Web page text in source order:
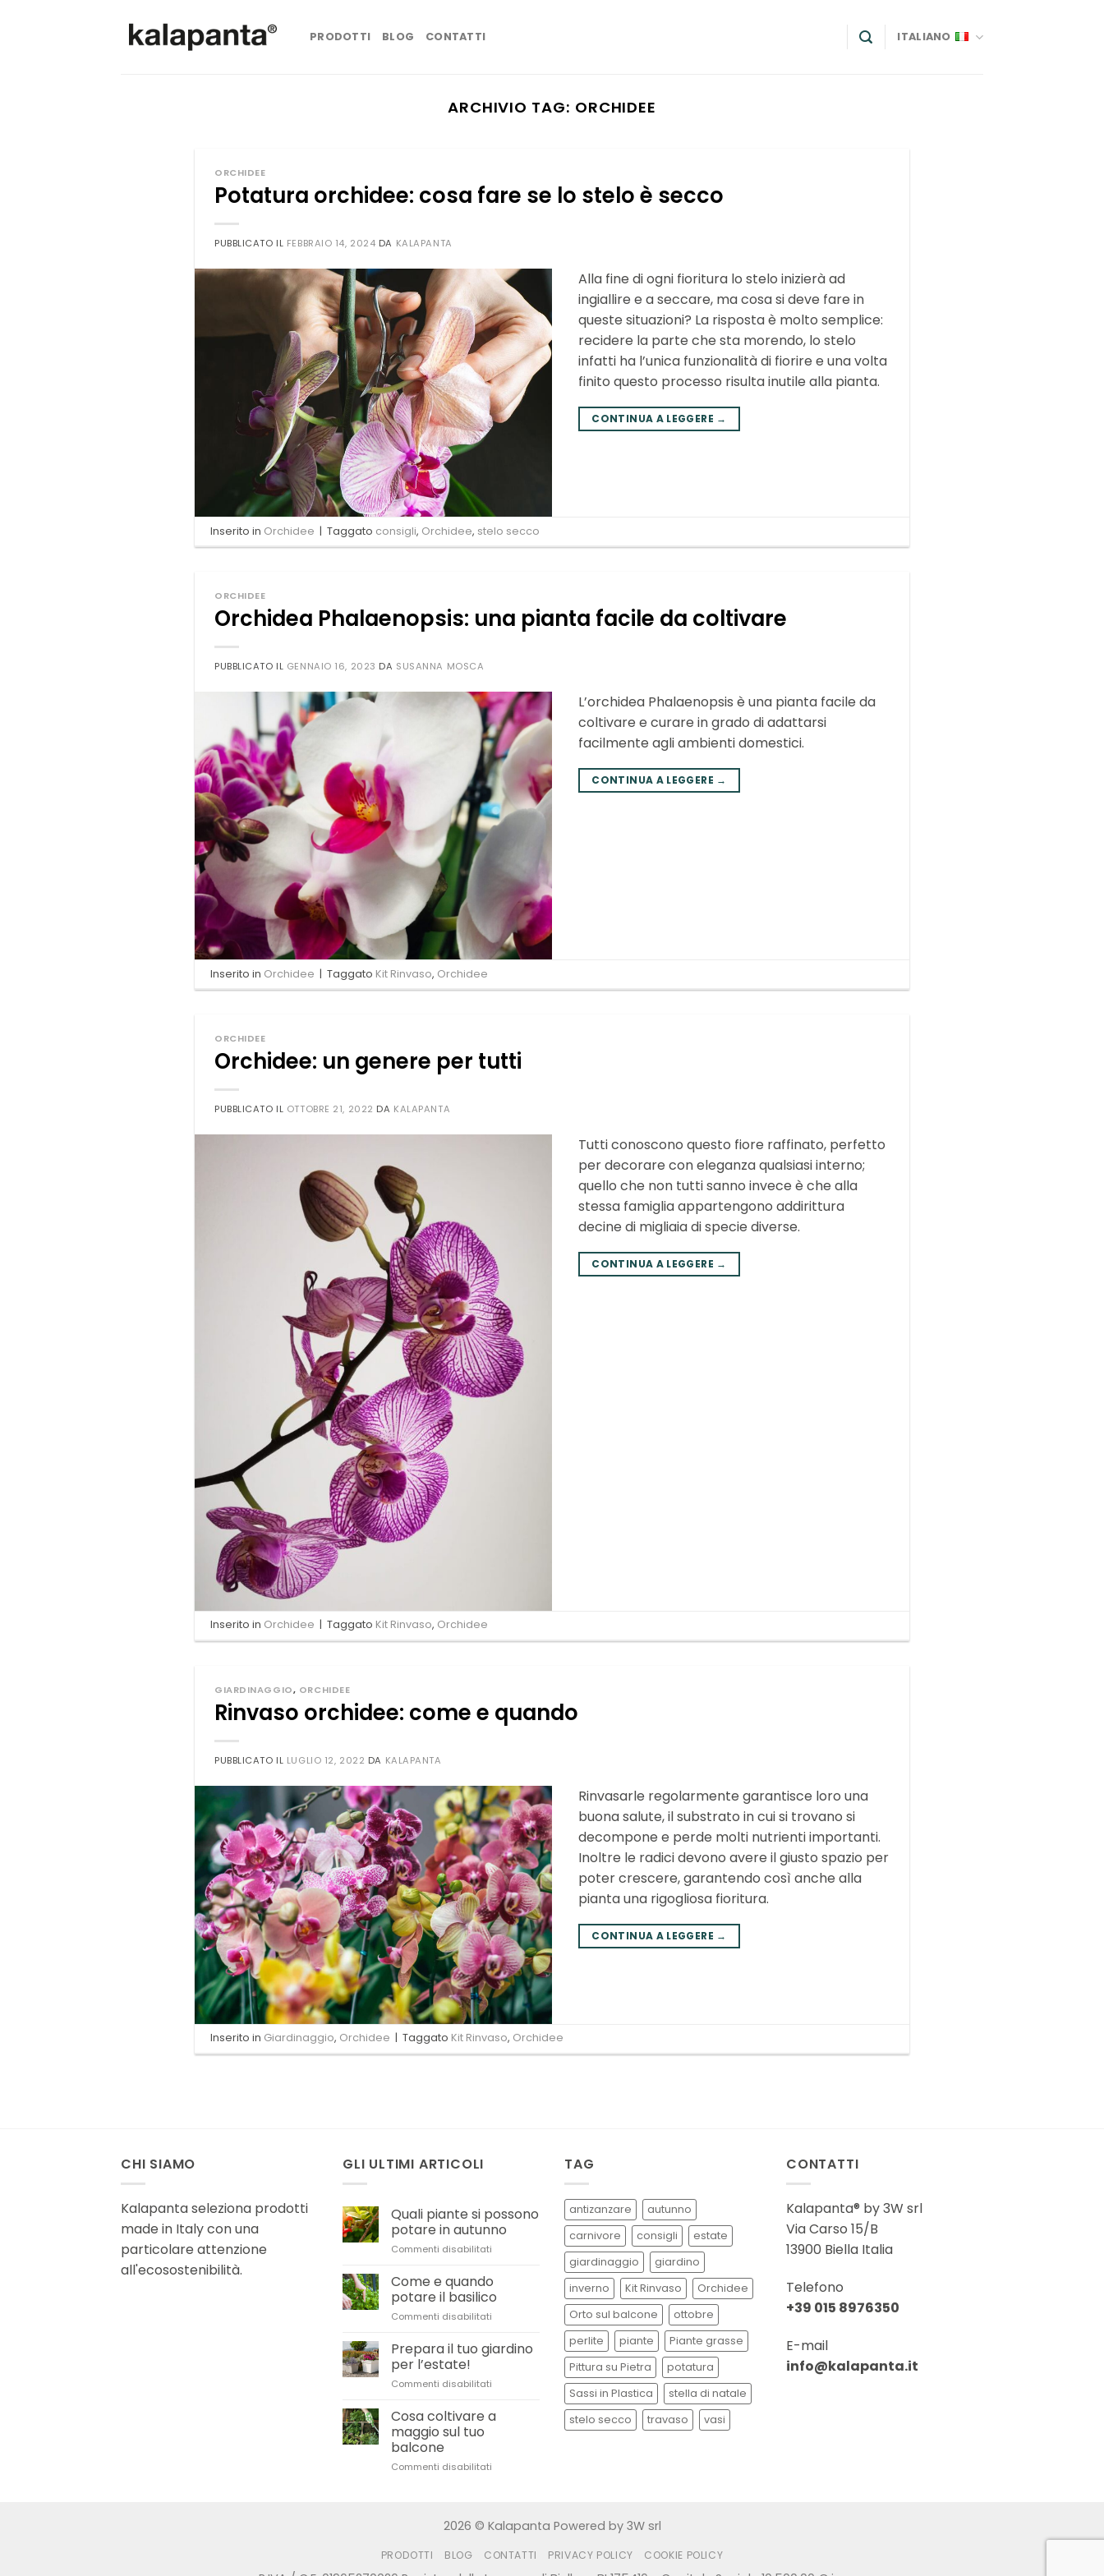
PRODOTTI BLOG CONTATTI ITALIANO
ARCHIVIO TAG: ORCHIDEE
ORCHIDEE
Potatura orchidee: cosa fare se lo stelo è secco
PUBBLICATO IL FEBBRAIO 14, 2024 DA KALAPANTA
Alla fine di ogni fioritura lo stelo inizierà ad
ingiallire e a seccare, ma cosa si deve fare in
queste situazioni? La risposta è molto semplice:
recidere la parte che sta morendo, lo stelo
infatti ha l’unica funzionalità di fiorire e una volta
finito questo processo risulta inutile alla pianta.
CONTINUA A LEGGERE →
Inserito in Orchidee | Taggato consigli, Orchidee, stelo secco
ORCHIDEE
Orchidea Phalaenopsis: una pianta facile da coltivare
PUBBLICATO IL GENNAIO 16, 2023 DA SUSANNA MOSCA
L’orchidea Phalaenopsis è una pianta facile da
coltivare e curare in grado di adattarsi
facilmente agli ambienti domestici.
CONTINUA A LEGGERE →
Inserito in Orchidee | Taggato Kit Rinvaso, Orchidee
ORCHIDEE
Orchidee: un genere per tutti
PUBBLICATO IL OTTOBRE 21, 2022 DA KALAPANTA
Tutti conoscono questo fiore raffinato, perfetto
per decorare con eleganza qualsiasi interno;
quello che non tutti sanno invece è che alla
stessa famiglia appartengono addirittura
decine di migliaia di specie diverse.
CONTINUA A LEGGERE →
Inserito in Orchidee | Taggato Kit Rinvaso, Orchidee
GIARDINAGGIO, ORCHIDEE
Rinvaso orchidee: come e quando
PUBBLICATO IL LUGLIO 12, 2022 DA KALAPANTA
Rinvasarle regolarmente garantisce loro una
buona salute, il substrato in cui si trovano si
decompone e perde molti nutrienti importanti.
Inoltre le radici devono avere il giusto spazio per
poter crescere, garantendo così anche alla
pianta una rigogliosa fioritura.
CONTINUA A LEGGERE →
Inserito in Giardinaggio, Orchidee | Taggato Kit Rinvaso, Orchidee
CHI SIAMO
Kalapanta seleziona prodotti
made in Italy con una
particolare attenzione
all'ecosostenibilità.
GLI ULTIMI ARTICOLI
Quali piante si possono
potare in autunno
Commenti disabilitati
piante
si
possono
autunno
Come e quando
potare il basilico
Commenti disabilitati
e
quando
Prepara il tuo giardino
per l’estate!
Commenti disabilitati
il
tuo
Cosa coltivare a
maggio sul tuo
balcone
Commenti disabilitati
maggio
tuo
TAG
antizanzare
autunno
carnivore
consigli
estate
giardinaggio
giardino
inverno
Kit Rinvaso
Orchidee
Orto sul balcone
ottobre
perlite
piante
Piante grasse
Pittura su Pietra
potatura
Sassi in Plastica
stella di natale
stelo secco
travaso vasi
CONTATTI
Kalapanta® by 3W srl
Via Carso 15/B
13900 Biella Italia
Telefono
+39 015 8976350
E-mail
info@kalapanta.it
2026 © Kalapanta Powered by 3W srl
PRODOTTI BLOG CONTATTI PRIVACY POLICY COOKIE POLICY